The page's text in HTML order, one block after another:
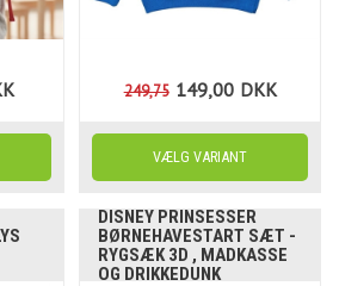
249,75 149,00 DKK
DISNEY PRINSESSER
BØRNEHAVESTART SÆT -
RYGSÆK 3D , MADKASSE
OG DRIKKEDUNK